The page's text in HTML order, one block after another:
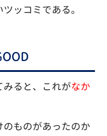
ッコミである。
みると、これがなか
ものがあったのか